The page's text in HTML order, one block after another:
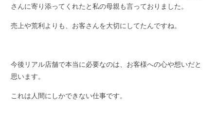
さんに寄り添ってくれたと私の母親も言っておりました。
売上や荒利よりも、お客さんを大切にしてたんですね。
今後リアル店舗で本当に必要なのは、お客様への心や想いだと
思います。
これは人間にしかできない仕事です。